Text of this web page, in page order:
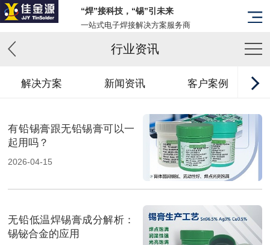
“焊”接科技，“锡”引未来
一站式电子焊接解决方案服务商
行业资讯
解决方案 新闻资讯 客户案例
有铅锡膏跟无铅锡膏可以一
起用吗？
2026-04-15
无铅低温焊锡膏成分解析：
锡铋合金的应用